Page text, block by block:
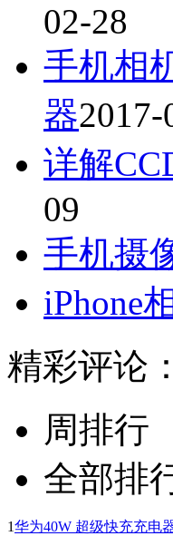
02-28
手机相
器2017-
详解
09
手机摄
iPhone
精彩评论：
周排行
全部排
1华为40W 超级快充充电